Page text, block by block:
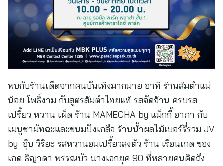
พบกับร้านเด็ดจากคนบันเทิงมากมาย อาทิ ร้านส้มตำแม่
น้อย โพธิ์งาม กับสูตรส้มตำไทยแท้ รสจัดจ้าน ครบรส
เปรี้ยว หวาน เผ็ด ร้าน MAMECHA by แม็กกี้ อาภา กับ
เมนูชามัทฉะและขนมปังเกลือ ร้านน้ำผลไม้เบอร์รี่รวม JV
by อุ๊บ วิริยะ รสหวานอมเปรี้ยวลงตัว ร้าน เรือนเกด ของ
เกด ธิญาดา พรรณบัว นางเอกยุค 90 ที่หลายคนคิดถึง